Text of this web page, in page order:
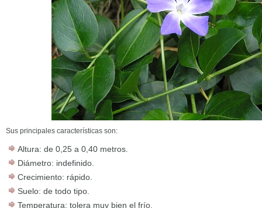
Sus principales características son:
Altura: de 0,25 a 0,40 metros.
Diámetro: indefinido.
Crecimiento: rápido.
Suelo: de todo tipo.
Temperatura: tolera muy bien el frío.